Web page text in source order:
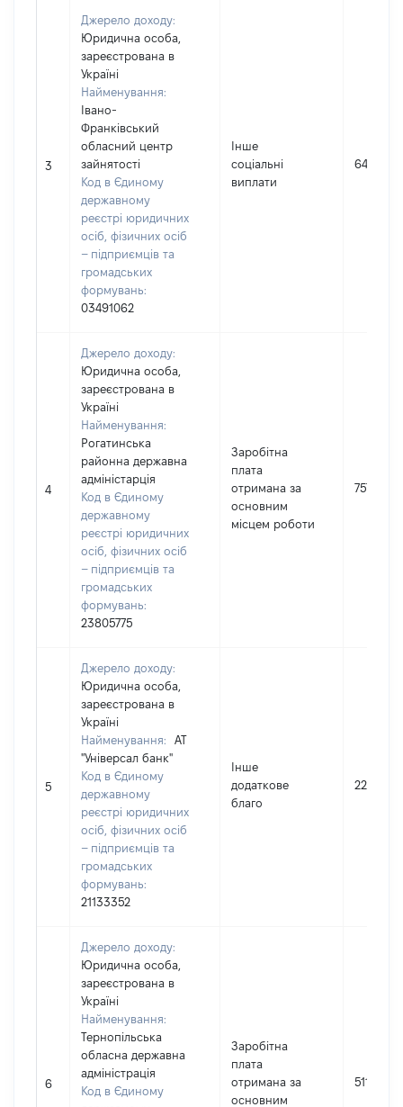
3
Джерело доходу:
Юридична особа,
зареєстрована в
Україні
Найменування:
Івано-
Франківський
обласний центр
зайнятості
Код в Єдиному
державному
реєстрі юридичних
осіб, фізичних осіб
– підприємців та
громадських
формувань:
03491062
Інше
соціальні
виплати
64308
4
Джерело доходу:
Юридична особа,
зареєстрована в
Україні
Найменування:
Рогатинська
районна державна
адміністарція
Код в Єдиному
державному
реєстрі юридичних
осіб, фізичних осіб
– підприємців та
громадських
формувань:
23805775
Заробітна
плата
отримана за
основним
місцем роботи
75792
5
Джерело доходу:
Юридична особа,
зареєстрована в
Україні
Найменування:
АТ
"Універсал банк"
Код в Єдиному
державному
реєстрі юридичних
осіб, фізичних осіб
– підприємців та
громадських
формувань:
21133352
Інше
додаткове
благо
225
6
Джерело доходу:
Юридична особа,
зареєстрована в
Україні
Найменування:
Тернопільська
обласна державна
адміністрація
Код в Єдиному
Заробітна
плата
отримана за
основним
511213